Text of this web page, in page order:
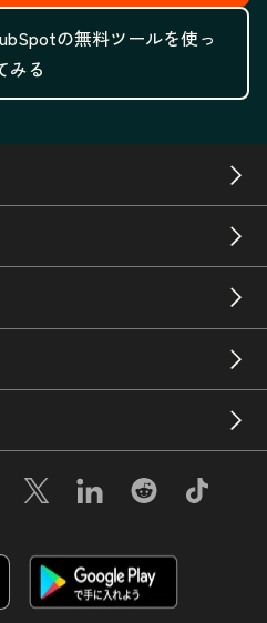
の無料ツールを使っ
みる